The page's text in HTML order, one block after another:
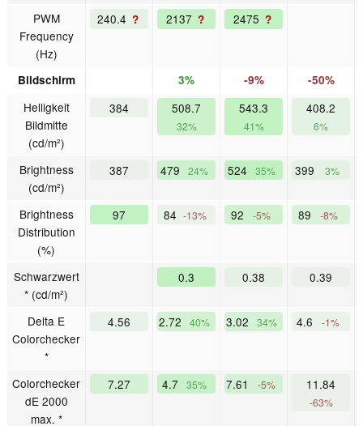
PWM
Frequency
(Hz)
240.4 ? 2137 ? 2475 ?
Bildschirm 3% -9% -50%
Helligkeit
Bildmitte
(cd/m²)
384 508.7
32%
543.3
41%
408.2
6%
Brightness
(cd/m²)
387 479 24% 524 35% 399 3%
Brightness
Distribution
(%)
97 84 -13% 92 -5% 89 -8%
Schwarzwert
* (cd/m²)
0.3 0.38 0.39
Delta E
Colorchecker
*
4.56 2.72 40% 3.02 34% 4.6 -1%
Colorchecker
dE 2000
max. *
7.27 4.7 35% 7.61 -5% 11.84
-63%